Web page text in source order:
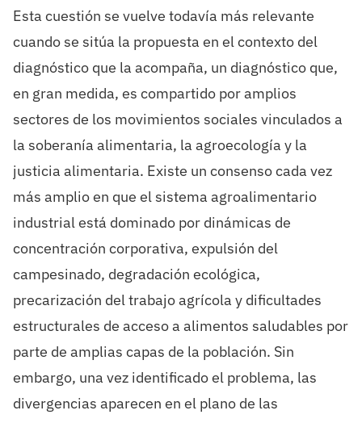
Esta cuestión se vuelve todavía más relevante
cuando se sitúa la propuesta en el contexto del
diagnóstico que la acompaña, un diagnóstico que,
en gran medida, es compartido por amplios
sectores de los movimientos sociales vinculados a
la soberanía alimentaria, la agroecología y la
justicia alimentaria. Existe un consenso cada vez
más amplio en que el sistema agroalimentario
industrial está dominado por dinámicas de
concentración corporativa, expulsión del
campesinado, degradación ecológica,
precarización del trabajo agrícola y dificultades
estructurales de acceso a alimentos saludables por
parte de amplias capas de la población. Sin
embargo, una vez identificado el problema, las
divergencias aparecen en el plano de las